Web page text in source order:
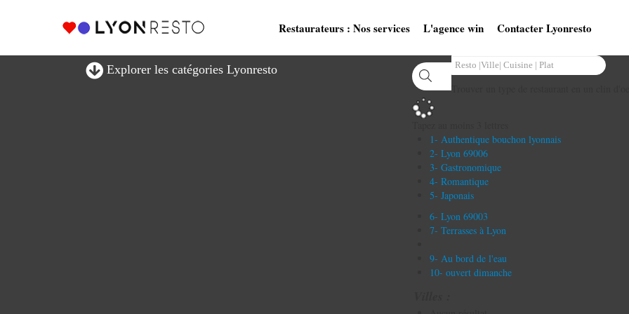
Restaurateurs : Nos services L'agence win Contacter Lyonresto
Explorer les catégories Lyonresto
1- Authentique bouchon lyonnais
2- Lyon 69006
3- Gastronomique
4- Romantique
5- Japonais
6- Lyon 69003
7- Terrasses à Lyon
9- Au bord de l'eau
10- ouvert dimanche